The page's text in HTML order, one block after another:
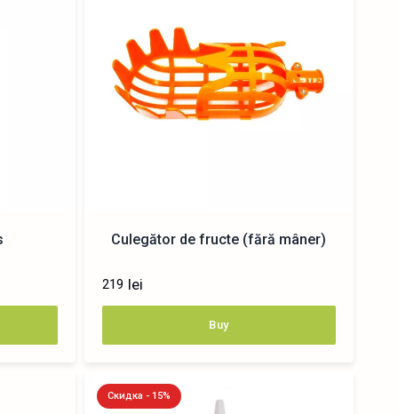
Culegător de fructe (fără mâner)
219 lei
Buy
Скидка - 15%